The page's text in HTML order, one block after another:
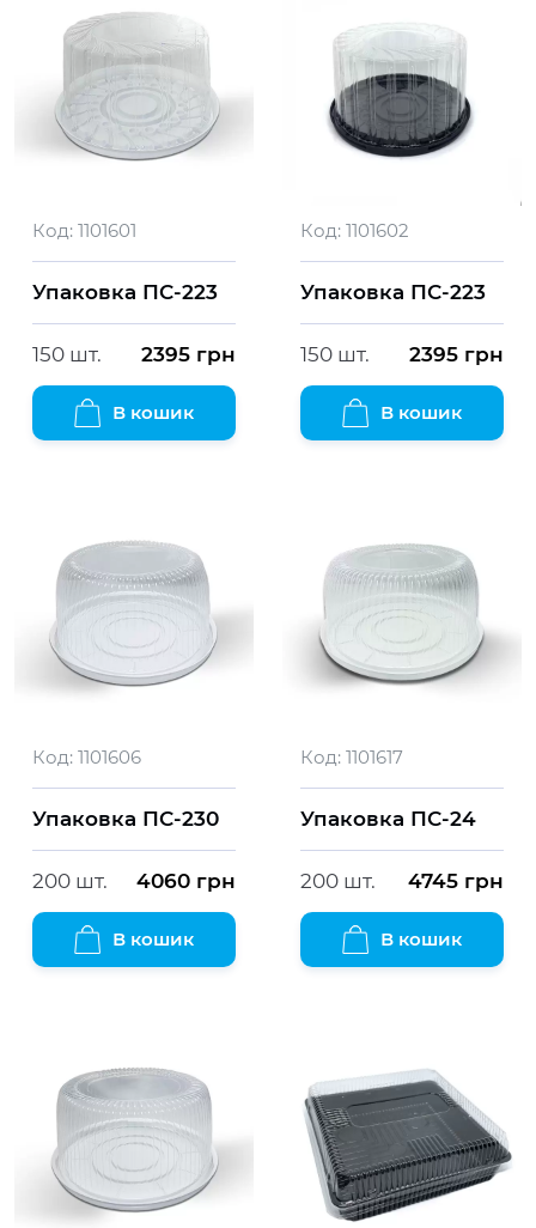
Код: 1101601
Упаковка ПС-223
150 шт. 2395 грн
В кошик
Код: 1101602
Упаковка ПС-223
150 шт. 2395 грн
В кошик
Код: 1101606
Упаковка ПС-230
200 шт. 4060 грн
В кошик
Код: 1101617
Упаковка ПС-24
200 шт. 4745 грн
В кошик